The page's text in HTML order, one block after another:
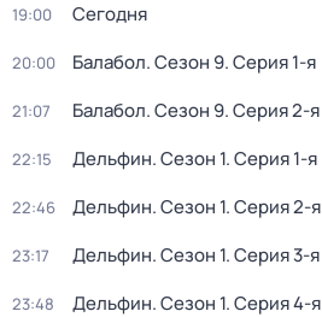
19:00 Сегодня
20:00 Балабол. Сезон 9. Серия 1-я
21:07 Балабол. Сезон 9. Серия 2-я
22:15 Дельфин. Сезон 1. Серия 1-я
22:46 Дельфин. Сезон 1. Серия 2-я
23:17 Дельфин. Сезон 1. Серия 3-я
23:48 Дельфин. Сезон 1. Серия 4-я